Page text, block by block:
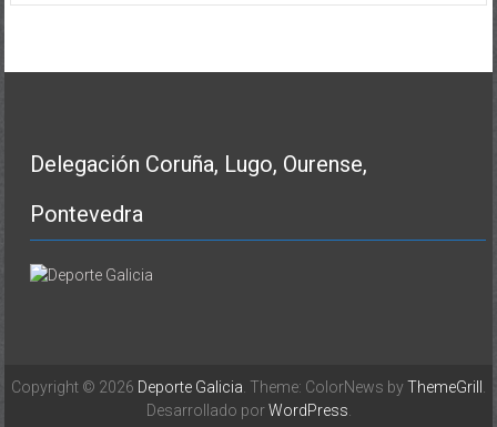
Delegación Coruña, Lugo, Ourense,
Pontevedra
Copyright © 2026 Deporte Galicia . Theme: ColorNews byThemeGrill
Desarrollado porWordPress